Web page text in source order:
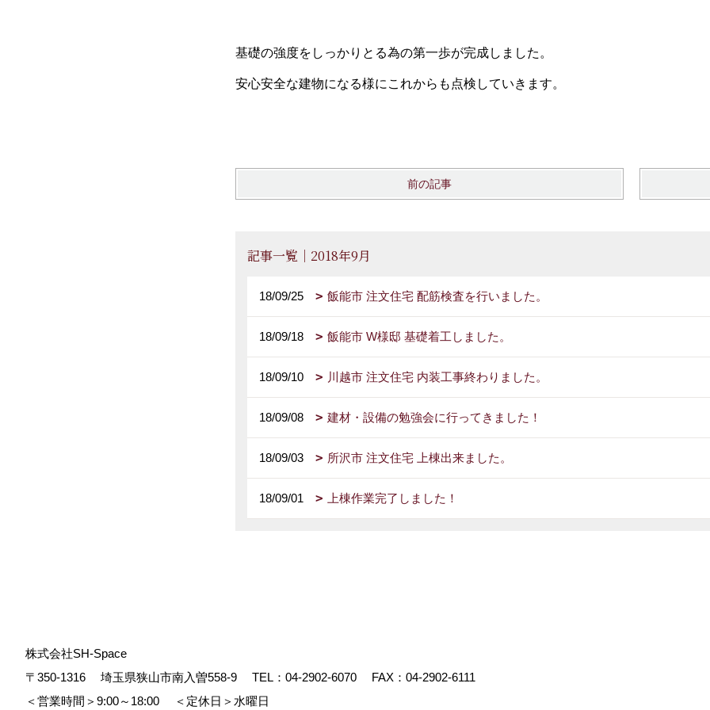
基礎の強度をしっかりとる為の第一歩が完成しました。
安心安全な建物になる様にこれからも点検していきます。
前の記事
記事一覧｜2018年9月
18/09/25 飯能市 注文住宅 配筋検査を行いました。
18/09/18 飯能市 W様邸 基礎着工しました。
18/09/10 川越市 注文住宅 内装工事終わりました。
18/09/08 建材・設備の勉強会に行ってきました！
18/09/03 所沢市 注文住宅 上棟出来ました。
18/09/01 上棟作業完了しました！
株式会社SH-Space
〒350-1316
埼玉県狭山市南入曽558-9 TEL： 04-2902-6070
FAX：04-2902-6111
＜営業時間＞9:00～18:00
＜定休日＞水曜日